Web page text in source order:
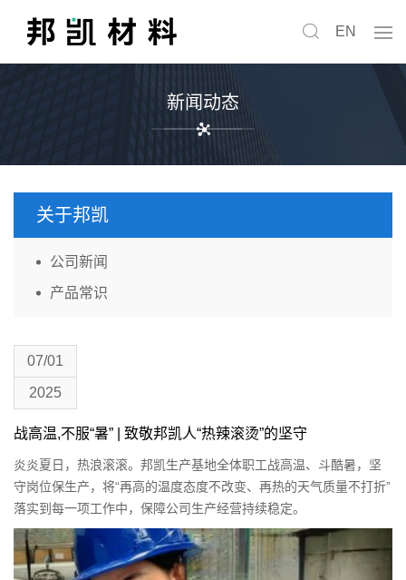
EN
新闻动态
关于邦凯
公司新闻
产品常识
07/01
2025
战高温,不服“暑” | 致敬邦凯人“热辣滚烫”的坚守
炎炎夏日，热浪滚滚。邦凯生产基地全体职工战高温、斗酷暑，坚
守岗位保生产，将“再高的温度态度不改变、再热的天气质量不打折”
落实到每一项工作中，保障公司生产经营持续稳定。